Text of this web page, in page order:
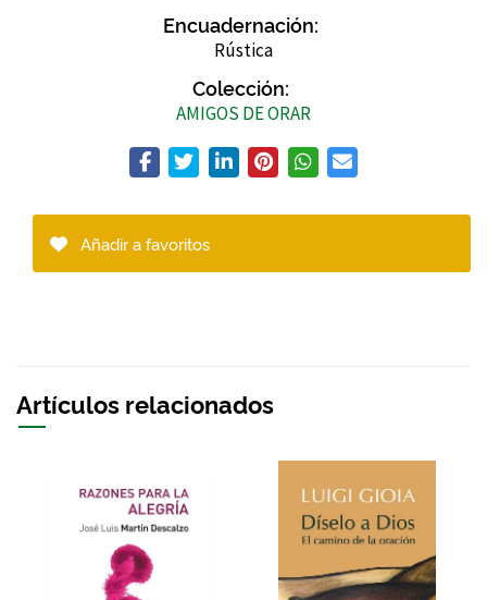
Encuadernación:
Rústica
Colección:
AMIGOS DE ORAR
Añadir a favoritos
Artículos relacionados